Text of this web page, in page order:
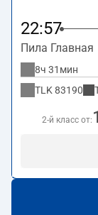
22:57
Пила Главная
8ч 31мин
TLK 83190
2-й класс от: